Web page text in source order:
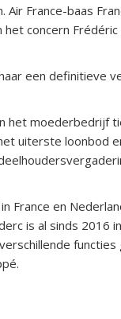
France-baas
concern
een definitieve
het moederbedrijf
uiterste loonbod
France en
is al sinds 2016
functies